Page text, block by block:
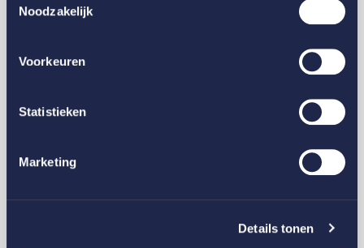
Noodzakelijk
Voorkeuren
Statistieken
Marketing
Details tonen
8 voordelen van een glasverzekering die veel
organisaties onderschatten